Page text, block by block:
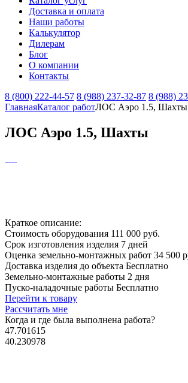
Доставка и оплата
Наши работы
Калькулятор
Дилерам
Блог
О компании
Контакты
8 (800) 222-44-57 8 (988) 237-32-87 8 (988)
ГлавнаяКаталог работЛОС Аэро 1.5, Шахты
ЛОС Аэро 1.5, Шахты
Краткое описание:
Стоимость оборудования 111 000 руб.
Срок изготовления изделия 7 дней
Оценка земельно-монтажных работ 34 500
Доставка изделия до объекта Бесплатно
Земельно-монтажные работы 2 дня
Пуско-наладочные работы Бесплатно
Перейти к товару
Рассчитать мне
Когда и где была выполнена работа?
47.701615
40.230978